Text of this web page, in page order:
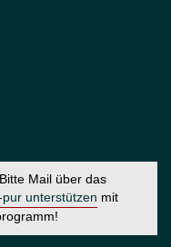
Mail über das
unterstützen mit